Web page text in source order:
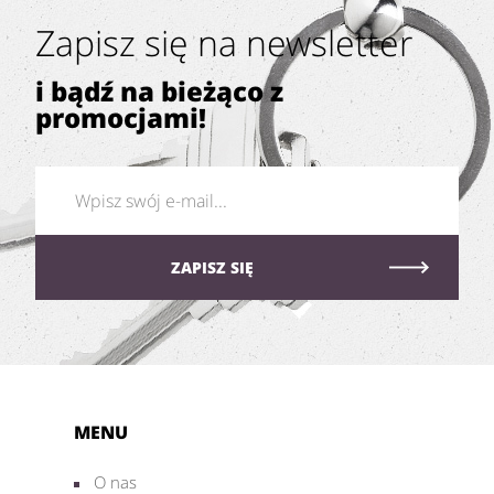
Zapisz się na newsletter
i bądź na bieżąco z
promocjami!
MENU
O nas